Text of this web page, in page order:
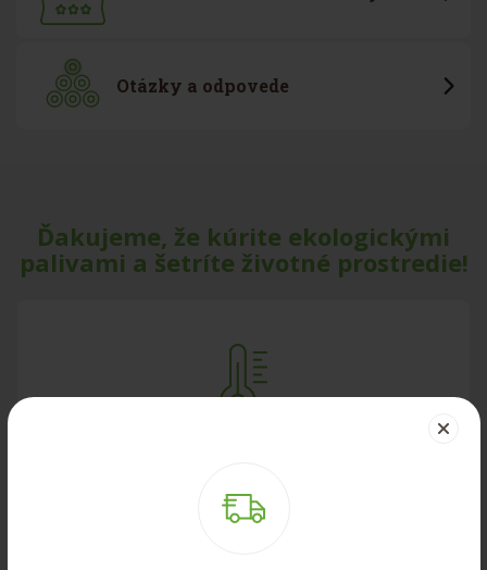
Otázky a odpovede
Ďakujeme, že kúrite ekologickými
palivami a šetríte životné prostredie!